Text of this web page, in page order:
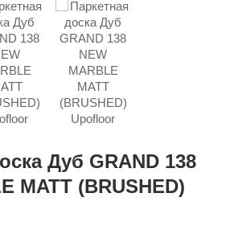
Дуб GRAND 138
MATT (BRUSHED)